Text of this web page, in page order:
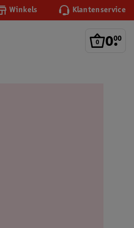
Winkels Klantenservice
0.
00